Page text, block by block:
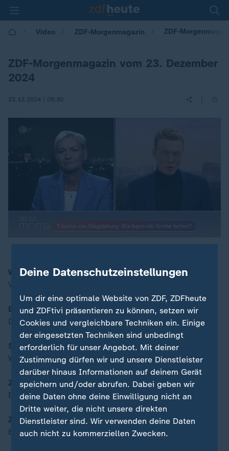
Video ZDF-Morgenmagazin ZDF-
ZDF-Morgenmagazin vom 23. Dezember
2024
23.12.2024 | 05:30
00:16
Wahlkampf im Winter
Vorbereitungen mit Schwierigkeiten
Es war nicht alles schlecht
Die guten Nachrichten des Jahres 2024
Service: Last-Minute-Festtagsessen
Weihnachtsmenü schnell und günstig
Zu Gast: Kirsten Fehrs
EKD-Ratsvorsitzende
Zu Gast: Christian Mölling
Experte für Sicherheitspolitik
Deine Datenschutzeinstellungen
Um dir eine optimale Website von ZDF, ZDFheute
und ZDFtivi präsentieren zu können, setzen wir
Cookies und vergleichbare Techniken ein. Einige
der eingesetzten Techniken sind unbedingt
erforderlich für unser Angebot. Mit deiner
Zustimmung dürfen wir und unsere Dienstleister
darüber hinaus Informationen auf deinem Gerät
speichern und/oder abrufen. Dabei geben wir
deine Daten ohne deine Einwilligung nicht an
Dritte weiter, die nicht unsere direkten
Dienstleister sind. Wir verwenden deine Daten
auch nicht zu kommerziellen Zwecken.